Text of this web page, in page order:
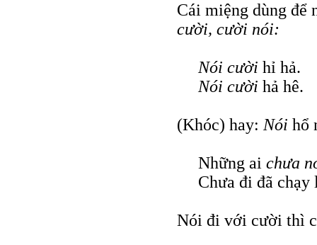
Cái miệng dùng để
cười, cười nói:
Nói cười hỉ hả.
Nói cười hả hê.
(Khóc) hay: Nói hổ
Những ai chưa
Chưa đi đã
Nói đi với cười thì